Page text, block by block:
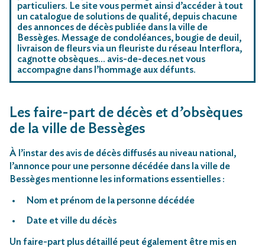
particuliers. Le site vous permet ainsi d’accéder à tout
un catalogue de solutions de qualité, depuis chacune
des annonces de décès publiée dans la ville de
Bessèges. Message de condoléances, bougie de deuil,
livraison de fleurs via un fleuriste du réseau Interflora,
cagnotte obsèques… avis-de-deces.net vous
accompagne dans l’hommage aux défunts.
Les faire-part de décès et d’obsèques
de la ville de Bessèges
À l’instar des avis de décès diffusés au niveau national,
l’annonce pour une personne décédée dans la ville de
Bessèges mentionne les informations essentielles :
Nom et prénom de la personne décédée
Date et ville du décès
Un faire-part plus détaillé peut également être mis en